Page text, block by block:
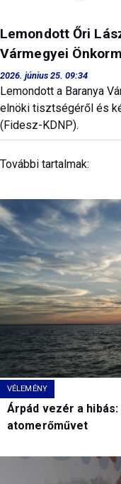
Lemondott Őri
Vármegyei
2026. június 25. 09:34
Lemondott a Baranya
elnöki tisztségéről és
(Fidesz-KDNP).
További tartalmak:
VÉLEMÉNY
Árpád vezér a
atomerőművet